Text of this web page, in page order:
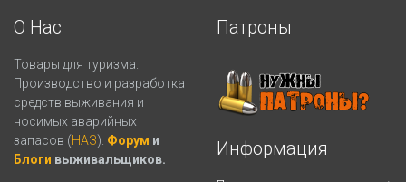
О Нас
Товары для туризма.
Производство и разработка
средств выживания и
носимых аварийных
запасов (НАЗ). Форум и
Блоги выживальщиков.
Патроны
Информация